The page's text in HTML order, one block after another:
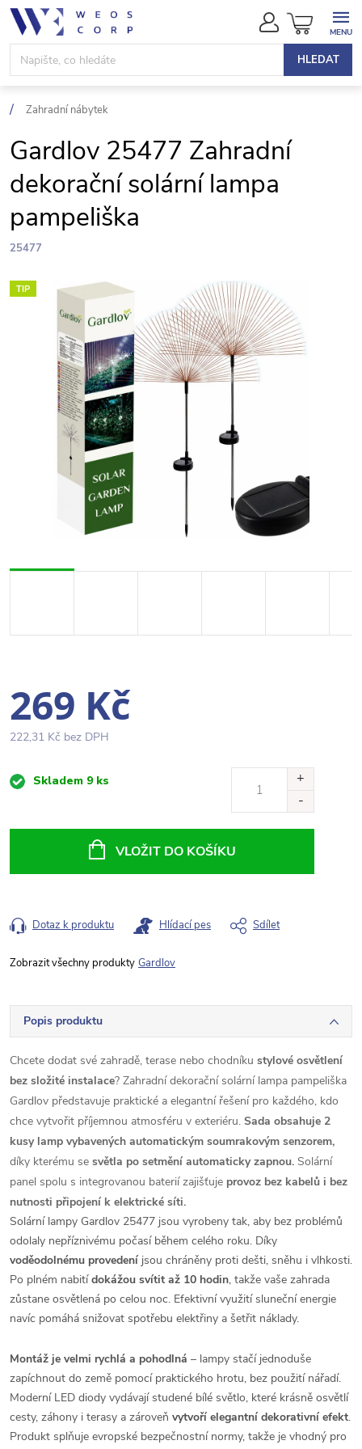
Přejít
obsah
HLEDAT
NÁKUPNÍ
KOŠÍK
Zahradní nábytek
Gardlov 25477 Zahradní
dekorační solární lampa
pampeliška
25477
TIP
269 Kč
222,31 Kč bez DPH
MěrnáSkladem 9 ks
VLOŽIT DO KOŠÍKU
Dotaz k produktu Hlídací pes Sdílet
Gardlov
Popis produktu
Chcete dodat své zahradě, terase nebo chodníku stylové osvětlení
bez složité instalace? Zahradní dekorační solární lampa pampeliška
Gardlov představuje praktické a elegantní řešení pro každého, kdo
chce vytvořit příjemnou atmosféru v exteriéru. Sada obsahuje 2
kusy lamp vybavených automatickým soumrakovým senzorem,
díky kterému se světla po setmění automaticky zapnou. Solární
panel spolu s integrovanou baterií zajišťuje provoz bez kabelů i bez
nutnosti připojení k elektrické síti.
Solární lampy Gardlov 25477 jsou vyrobeny tak, aby bez problémů
odolaly nepříznivému počasí během celého roku. Díky
voděodolnému provedení jsou chráněny proti dešti, sněhu i vlhkosti.
Po plném nabitídokážou svítit až 10 hodin, takže vaše zahrada
zůstane osvětlená po celou noc. Efektivní využití sluneční energie
navíc pomáhá snižovat spotřebu elektřiny a šetřit náklady.
Montáž je velmi rychlá a pohodlná – lampy stačí jednoduše
zapíchnout do země pomocí praktického hrotu, bez použití nářadí.
Moderní LED diody vydávají studené bílé světlo, které krásně osvětlí
cesty, záhony i terasy a zároveň vytvoří elegantní dekorativní efekt.
Produkt splňuje evropské bezpečnostní normy, takže je vhodný pro